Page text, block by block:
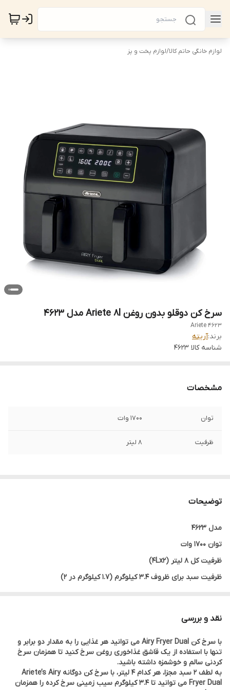
لوازم خانگی حاتم کالا/لوازم پخت و پز
سرخ کن دوقلو بدون روغن Ariete 8l مدل 4623
Ariete 4623
برند:آریته
شناسه کالا 4623
مشخصات
توان 1700 وات
ظرفیت 8 لیتر
توضیحات
مدل 4623
توان 1700 وات
ظرفیت کل 8 لیتر (4Lx2)
ظرفیت سبد برای ظروف 3.4 کیلوگرم (1.7 کیلوگرم در 2)
پنل دیجیتال LED لمسی
8 برنامه از پیش تعیین شده
تایمر تا 60 دقیقه
دمای قابل تنظیم 35 تا 200 درجه سانتی گراد
نقد و بررسی
با سرخ کن Airy Fryer Dual می توانید هر غذایی را به مقدار دو برابر و
تنها با استفاده از یک قاشق غذاخوری روغن سرخ کنید تا همزمان سرخ
کردنی سالم و خوشمزه داشته باشید.
به لطف 2 سبد مجزا، هر کدام 4 لیتر، با سرخ کن دوگانه Ariete’s Airy
Fryer Dual می توانید تا 3.4 کیلوگرم سیب زمینی سرخ کرده را همزمان